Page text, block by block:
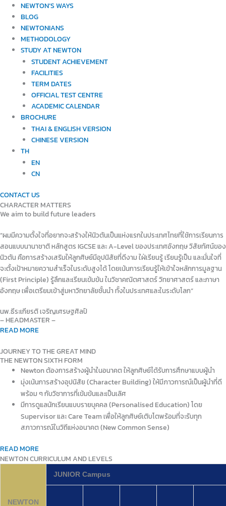
NEWTON’S WAYS
BLOG
NEWTONIANS
METHODOLOGY
STUDY AT NEWTON
STUDENT ACHIEVEMENT
FACILITIES
TERM DATES
OFFICIAL TEST CENTRE
ACADEMIC CALENDAR
BROCHURE
THAI & ENGLISH VERSION
CHINESE VERSION
TH
EN
CN
CONTACT US
CHARACTER MATTERS
We aim to build future leaders
“ผมมีความตั้งใจที่อยากจะสร้างให้นิวตันเป็นแห่งแรกในประเทศไทยที่ใช้การเรียนการ
สอนแบบนานาชาติ หลักสูตร IGCSE และ A-Level ของประเทศอังกฤษ วิสัยทัศน์ของ
นิวตัน คือการสร้างเสริมให้ลูกศิษย์มีอุปนิสัยที่ดีงาม ใฝ่เรียนรู้ เรียนรู้เป็น และมั่นใจที่
จะตั้งเป้าหมายความสำเร็จในระดับสูงได้ โดยเน้นการเรียนรู้ให้เข้าใจหลักการมูลฐาน
(First Principle) รู้ลึกและเรียนเข้มข้น ในวิชาคณิตศาสตร์ วิทยาศาสตร์ และภาษา
อังกฤษ เพื่อเตรียมเข้าสู่มหาวิทยาลัยชั้นนำ ทั้งในประเทศและในระดับโลก“
นพ.ธีระเกียรติ เจริญเศรษฐศิลป์
– HEADMASTER –
READ MORE
JOURNEY TO THE GREAT MIND
THE NEWTON SIXTH FORM
Newton ต้องการสร้างผู้นำในอนาคต ให้ลูกศิษย์ได้รับการศึกษาแบบผู้นำ
มุ่งเน้นการสร้างอุปนิสัย (Character Building) ให้มีภาวการณ์เป็นผู้นำที่ดี
พร้อม ๆ กับวิชาการที่เข้มข้นและเป็นเลิศ
มีการดูแลนักเรียนแบบรายบุคคล (Personalised Education) โดย
Supervisor และ Care Team เพื่อให้ลูกศิษย์เติบโตพร้อมที่จะรับทุก
สภาวการณ์ในวิถีแห่งอนาคต (New Common Sense)
READ MORE
NEWTON CURRICULUM AND LEVELS
NEWTON
JUNIOR Campus